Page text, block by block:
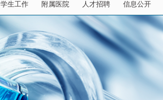
学生工作 附属医院 人才招聘 信息公开